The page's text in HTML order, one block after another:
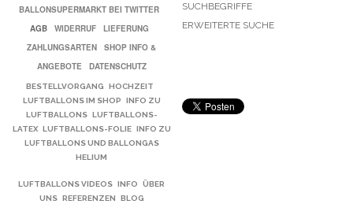
BALLONSUPERMARKT BEI TWITTER
AGB
WIDERRUF
LIEFERUNG
ZAHLUNGSARTEN
SHOP INFO &
ANGEBOTE
DATENSCHUTZ
BESTELLVORGANG
HOCHZEIT
LUFTBALLONS IM SHOP
INFO ZU
LUFTBALLONS
LUFTBALLONS-
LATEX
LUFTBALLONS-FOLIE
INFO ZU
LUFTBALLONS UND BALLONGAS
HELIUM
LUFTBALLONS VIDEOS INFO
ÜBER
UNS
REFERENZEN BLOG
SUCHBEGRIFFE
ERWEITERTE SUCHE